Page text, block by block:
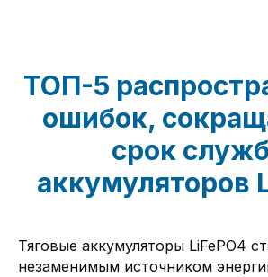
ТОП-5
ошибок,
срок
аккумуляторов
Тяговые аккумуляторы LiFePO4
незаменимым источником